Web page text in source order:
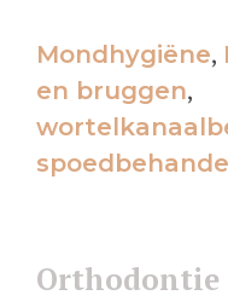
Mondhygiëne,
en bruggen,